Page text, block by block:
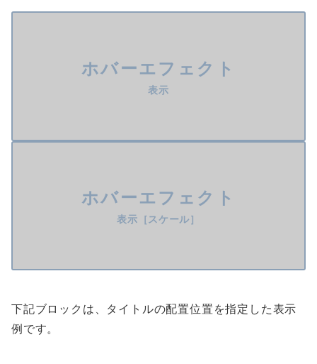
ホバーエフェクト
表示
ホバーエフェクト
表示［スケール］
下記ブロックは、タイトルの配置位置を指定した表示
例です。